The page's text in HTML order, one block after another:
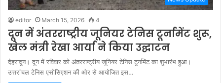
editor March 15, 2026 4
दून में अंतरराष्ट्रीय जूनियर टेनिस टूर्नामेंट शुरू,
खेल मंत्री रेखा आर्या ने किया उद्घाटन
देहरादून। दून में रविवार को अंतरराष्ट्रीय जूनियर टेनिस टूर्नामेंट का शुभारंभ हुआ।
उत्तरांचल टेनिस एसोसिएशन की ओर से आयोजित इस…